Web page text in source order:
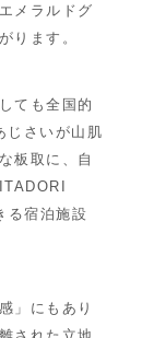
メラルドグ
ります。
ても全国的
じさいが山肌
板取に、自
ITADORI
る宿泊施設
」にもあり